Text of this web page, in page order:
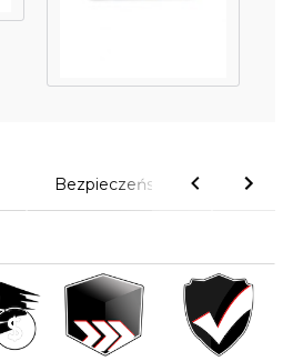
Bezpieczeństwo